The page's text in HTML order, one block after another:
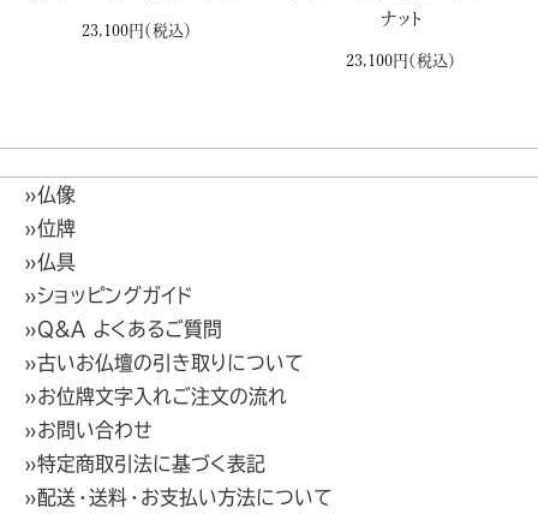
23,100円 （税込）
ナット
23,100円 （税込）
»仏像
»位牌
»仏具
»ショッピングガイド
»Q&A よくあるご質問
»古いお仏壇の引き取りについて
»お位牌文字入れご注文の流れ
»お問い合わせ
»特定商取引法に基づく表記
»配送・送料・お支払い方法について